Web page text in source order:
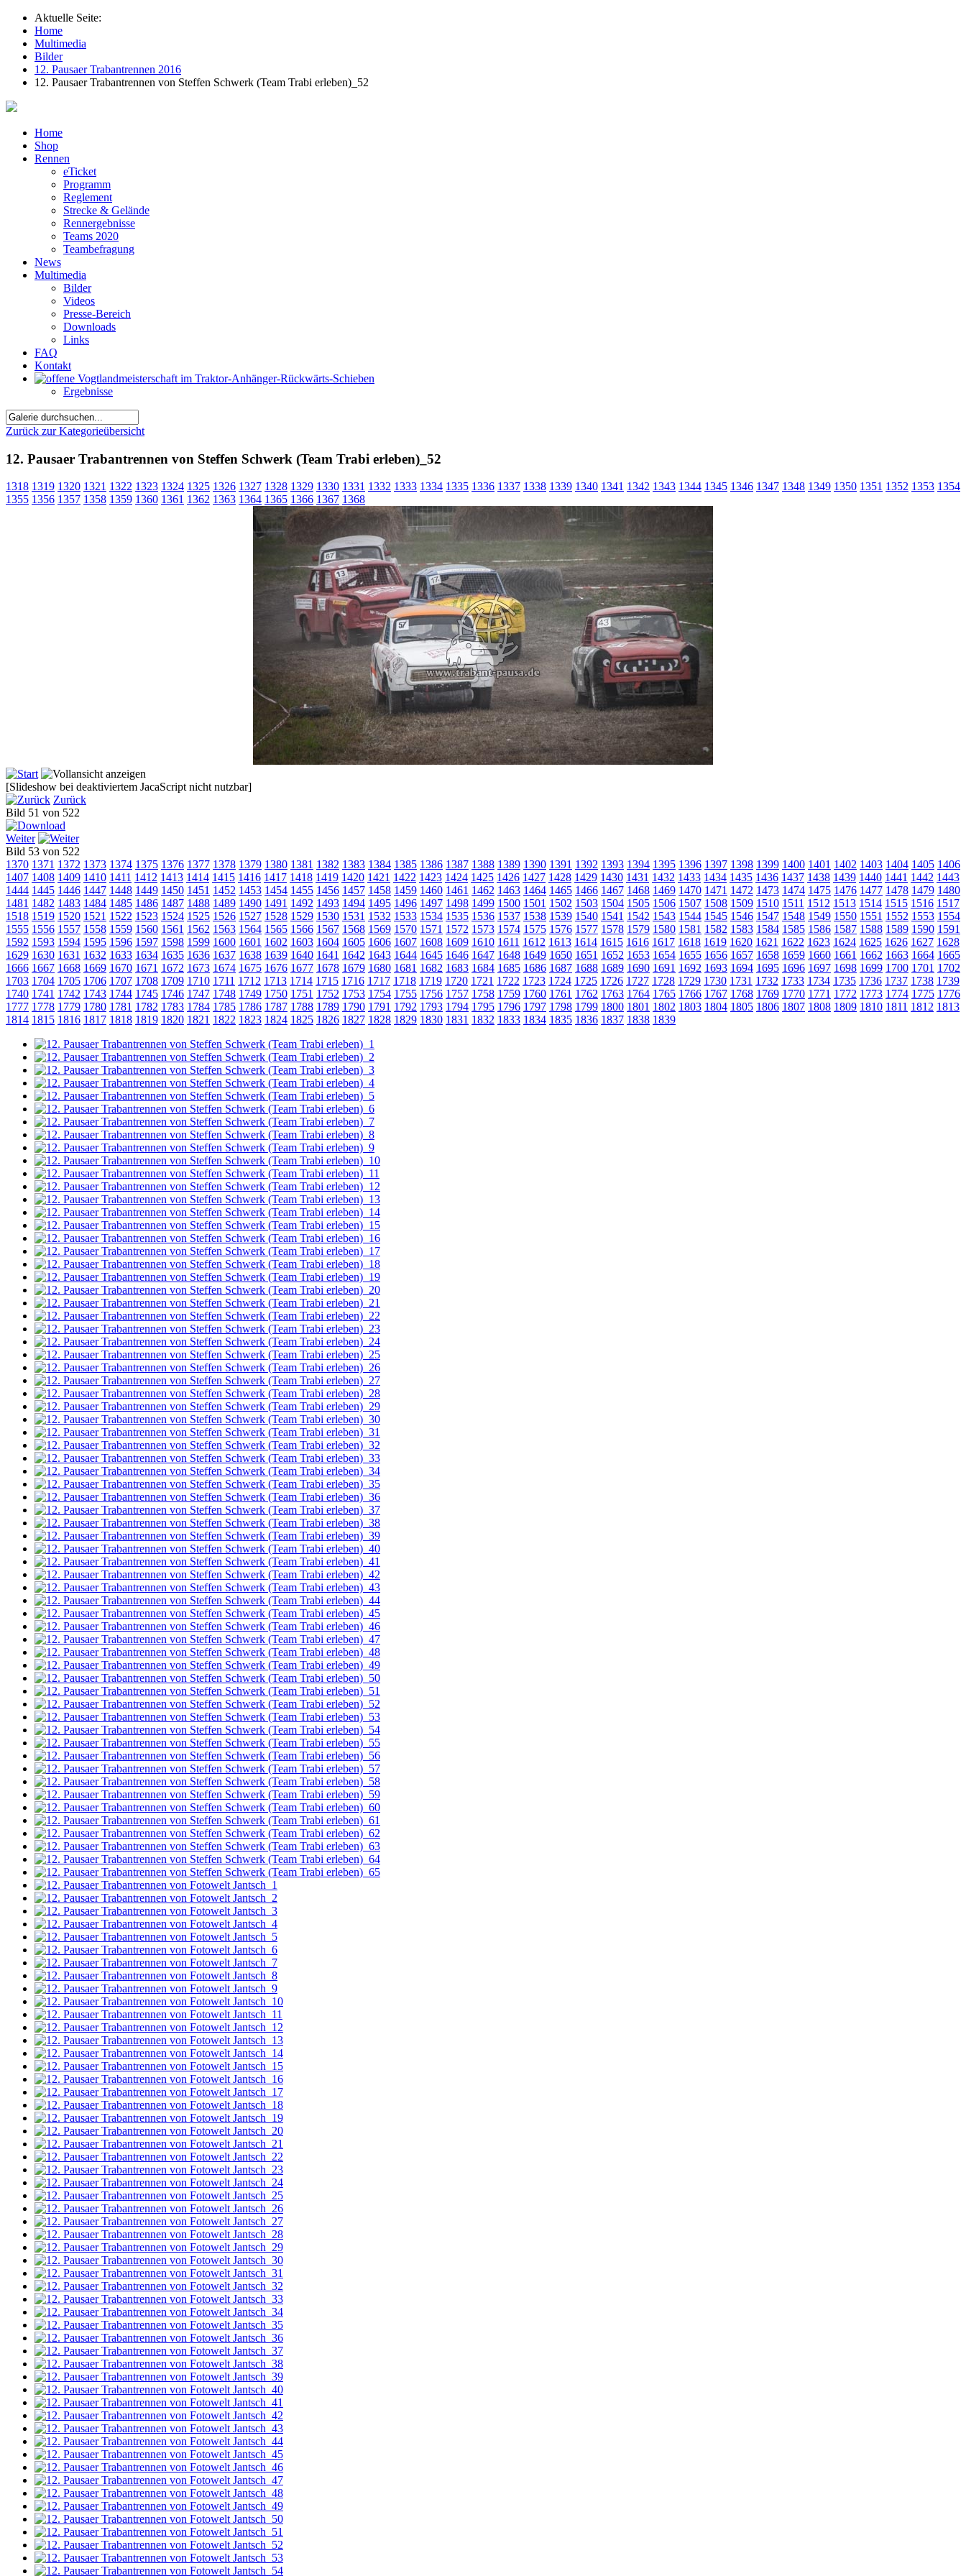
Aktuelle Seite:
Home
Multimedia
Bilder
12. Pausaer Trabantrennen 2016
12. Pausaer Trabantrennen von Steffen Schwerk (Team Trabi erleben)_52
Home
Shop
Rennen
eTicket
Programm
Reglement
Strecke & Gelände
Rennergebnisse
Teams 2020
Teambefragung
News
Multimedia
Bilder
Videos
Presse-Bereich
Downloads
Links
FAQ
Kontakt
Ergebnisse
Zurück zur Kategorieübersicht
12. Pausaer Trabantrennen von Steffen Schwerk (Team Trabi erleben)_52
1318 1319 1320 1321 1322 1323 1324 1325 1326 1327 1328 1329 1330 1331 1332 1333 1334 1335 1336 1337 1338 1339 1340 1341 1342 1343 1344 1345 1346 1347 1348 1349 1350 1351 1352 1353 1354
1355 1356 1357 1358 1359 1360 1361 1362 1363 1364 1365 1366 1367 1368
[Slideshow bei deaktiviertem JacaScript nicht nutzbar]
Zurück
Bild 51 von 522
Weiter
Bild 53 von 522
1370 1371 1372 1373 1374 1375 1376 1377 1378 1379 1380 1381 1382 1383 1384 1385 1386 1387 1388 1389 1390 1391 1392 1393 1394 1395 1396 1397 1398 1399 1400 1401 1402 1403 1404 1405 1406
1407 1408 1409 1410 1411 1412 1413 1414 1415 1416 1417 1418 1419 1420 1421 1422 1423 1424 1425 1426 1427 1428 1429 1430 1431 1432 1433 1434 1435 1436 1437 1438 1439 1440 1441 1442 1443
1444 1445 1446 1447 1448 1449 1450 1451 1452 1453 1454 1455 1456 1457 1458 1459 1460 1461 1462 1463 1464 1465 1466 1467 1468 1469 1470 1471 1472 1473 1474 1475 1476 1477 1478 1479 1480
1481 1482 1483 1484 1485 1486 1487 1488 1489 1490 1491 1492 1493 1494 1495 1496 1497 1498 1499 1500 1501 1502 1503 1504 1505 1506 1507 1508 1509 1510 1511 1512 1513 1514 1515 1516 1517
1518 1519 1520 1521 1522 1523 1524 1525 1526 1527 1528 1529 1530 1531 1532 1533 1534 1535 1536 1537 1538 1539 1540 1541 1542 1543 1544 1545 1546 1547 1548 1549 1550 1551 1552 1553 1554
1555 1556 1557 1558 1559 1560 1561 1562 1563 1564 1565 1566 1567 1568 1569 1570 1571 1572 1573 1574 1575 1576 1577 1578 1579 1580 1581 1582 1583 1584 1585 1586 1587 1588 1589 1590 1591
1592 1593 1594 1595 1596 1597 1598 1599 1600 1601 1602 1603 1604 1605 1606 1607 1608 1609 1610 1611 1612 1613 1614 1615 1616 1617 1618 1619 1620 1621 1622 1623 1624 1625 1626 1627 1628
1629 1630 1631 1632 1633 1634 1635 1636 1637 1638 1639 1640 1641 1642 1643 1644 1645 1646 1647 1648 1649 1650 1651 1652 1653 1654 1655 1656 1657 1658 1659 1660 1661 1662 1663 1664 1665
1666 1667 1668 1669 1670 1671 1672 1673 1674 1675 1676 1677 1678 1679 1680 1681 1682 1683 1684 1685 1686 1687 1688 1689 1690 1691 1692 1693 1694 1695 1696 1697 1698 1699 1700 1701 1702
1703 1704 1705 1706 1707 1708 1709 1710 1711 1712 1713 1714 1715 1716 1717 1718 1719 1720 1721 1722 1723 1724 1725 1726 1727 1728 1729 1730 1731 1732 1733 1734 1735 1736 1737 1738 1739
1740 1741 1742 1743 1744 1745 1746 1747 1748 1749 1750 1751 1752 1753 1754 1755 1756 1757 1758 1759 1760 1761 1762 1763 1764 1765 1766 1767 1768 1769 1770 1771 1772 1773 1774 1775 1776
1777 1778 1779 1780 1781 1782 1783 1784 1785 1786 1787 1788 1789 1790 1791 1792 1793 1794 1795 1796 1797 1798 1799 1800 1801 1802 1803 1804 1805 1806 1807 1808 1809 1810 1811 1812 1813
1814 1815 1816 1817 1818 1819 1820 1821 1822 1823 1824 1825 1826 1827 1828 1829 1830 1831 1832 1833 1834 1835 1836 1837 1838 1839